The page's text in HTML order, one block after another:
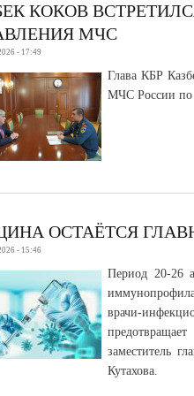
КОКОВ
МЧС
- 17:49
Глава КБР
МЧС России
ОСТАЁТСЯ
- 15:46
Период 20-26
врачи-
заместитель
Кутахова.